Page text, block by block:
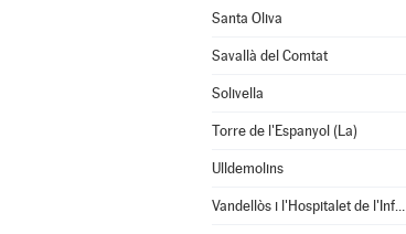
Santa Oliva
Savallà del Comtat
Solivella
Torre de l'Espanyol (La)
Ulldemolins
Vandellòs i l'Hospitalet de l'Infant